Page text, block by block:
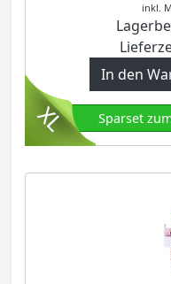
inkl.
In den
Sparset